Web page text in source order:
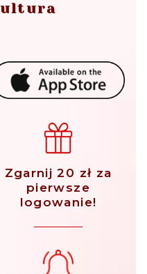
Zgarnij 20 zł za
pierwsze
logowanie!